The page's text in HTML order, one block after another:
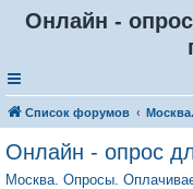
Онлайн -
Список форумов
Онлайн - опрос
Москва. Опросы.